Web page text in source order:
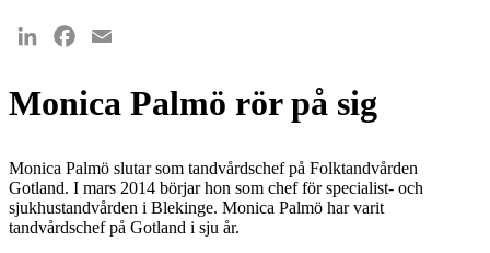
LinkedInFacebook
Monica Palmö rör på sig
Monica Palmö slutar som tandvårdschef på Folktandvården
Gotland. I mars 2014 börjar hon som chef för specialist- och
sjukhustandvården i Blekinge. Monica Palmö har varit
tandvårdschef på Gotland i sju år.